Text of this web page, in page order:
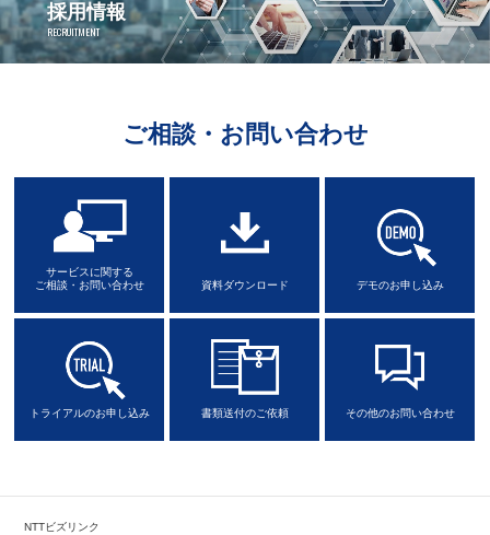
採用情報
RECRUITMENT
ご相談・お問い合わせ
サービスに関する
ご相談・お問い合わせ
資料ダウンロード デモのお申し込み
トライアルのお申し込み 書類送付のご依頼 その他のお問い合わせ
NTTビズリンク